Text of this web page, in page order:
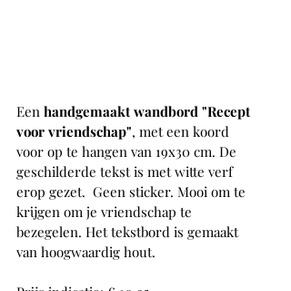
Een handgemaakt wandbord "Recept
voor vriendschap", met een koord
voor op te hangen van 19x30 cm. De
geschilderde tekst is met witte verf
erop gezet.  Geen sticker. Mooi om te
krijgen om je vriendschap te
bezegelen. Het tekstbord is gemaakt
van hoogwaardig hout.